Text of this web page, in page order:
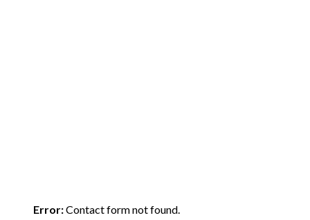
Error:Contact form not found.